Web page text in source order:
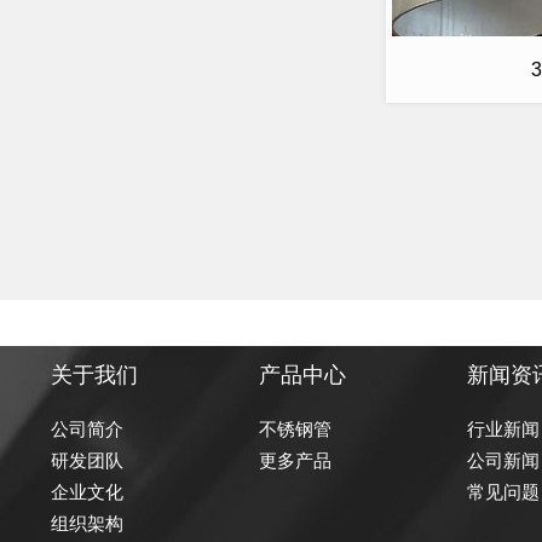
关于我们
公司简介
研发团队
企业文化
组织架构
产品中心
不锈钢管
更多产品
新闻资
行业新闻
公司新闻
常见问题